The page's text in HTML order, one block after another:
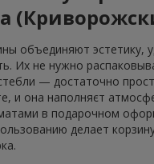
объединяют эстетику,
Их не нужно
— достаточно
и она наполняєт
в подарочном
делает